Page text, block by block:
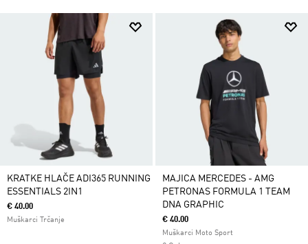
KRATKE HLAČE ADI365 RUNNING
ESSENTIALS 2IN1
€ 40.00
Muškarci Trčanje
MAJICA MERCEDES - AMG
PETRONAS FORMULA 1 TEAM
DNA GRAPHIC
€ 40.00
Muškarci Moto Sport